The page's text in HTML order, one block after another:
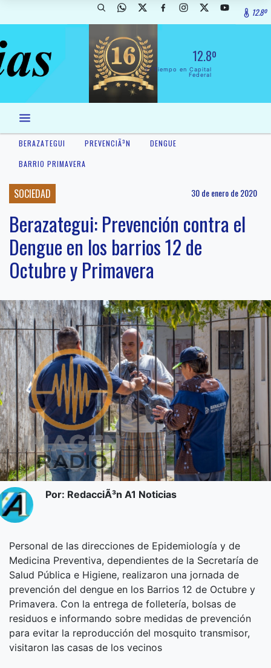
12.8º
12.8º
El Tiempo en Capital
Federal
BERAZATEGUI PREVENCIÃ³N
DENGUE
BARRIO PRIMAVERA
SOCIEDAD 30 de enero de 2020
Berazategui: Prevención contra el
Dengue en los barrios 12 de
Octubre y Primavera
Por: RedacciÃ³n A1 Noticias
Personal de las direcciones de Epidemiología y de
Medicina Preventiva, dependientes de la Secretaría de
Salud Pública e Higiene, realizaron una jornada de
prevención del dengue en los Barrios 12 de Octubre y
Primavera. Con la entrega de folletería, bolsas de
residuos e informando sobre medidas de prevención
para evitar la reproducción del mosquito transmisor,
visitaron las casas de los vecinos